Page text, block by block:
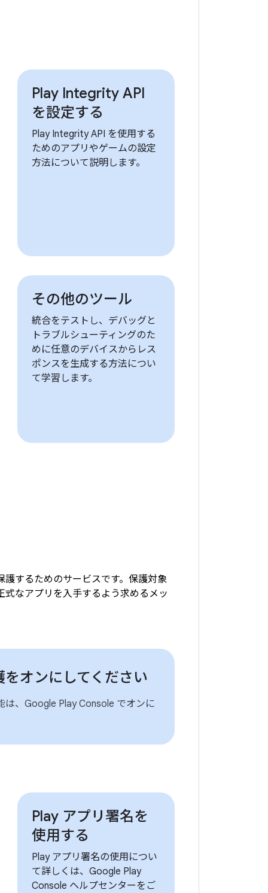
Play Integrity API
を設定する
Play Integrity API を使用する
ためのアプリやゲームの設定
方法について説明します。
その他のツール
統合をテストし、デバッグと
トラブルシューティングのた
めに任意のデバイスからレス
ポンスを生成する方法につい
て学習します。
するためのサービスです。保護対象
なアプリを入手するよう求めるメッ
をオンにしてください
は、Google Play Console でオンに
Play アプリ署名を
使用する
Play アプリ署名の使用につい
て詳しくは、Google Play
Console ヘルプセンターをご